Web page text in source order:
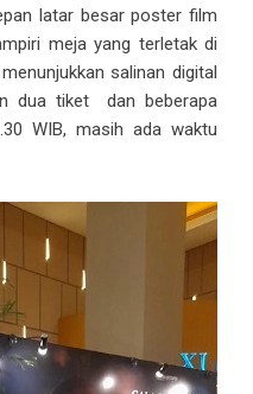
latar besar poster film
meja yang terletak di
salinan digital
dua tiket dan beberapa
WIB, masih ada waktu